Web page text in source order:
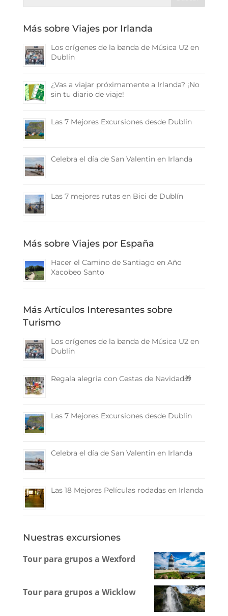
Más sobre Viajes por Irlanda
Los orígenes de la banda de Música U2 en
Dublín
¿Vas a viajar próximamente a Irlanda? ¡No
sin tu diario de viaje!
Las 7 Mejores Excursiones desde Dublin
Celebra el día de San Valentin en Irlanda
Las 7 mejores rutas en Bici de Dublín
Más sobre Viajes por España
Hacer el Camino de Santiago en Año
Xacobeo Santo
Más Artículos Interesantes sobre
Turismo
Los orígenes de la banda de Música U2 en
Dublín
Regala alegria con Cestas de Navidad🎁
Las 7 Mejores Excursiones desde Dublin
Celebra el día de San Valentin en Irlanda
Las 18 Mejores Películas rodadas en Irlanda
Nuestras excursiones
Tour para grupos a Wexford
Tour para grupos a Wicklow